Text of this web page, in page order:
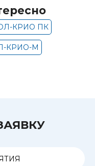
КРИО ПК
КРИО-М